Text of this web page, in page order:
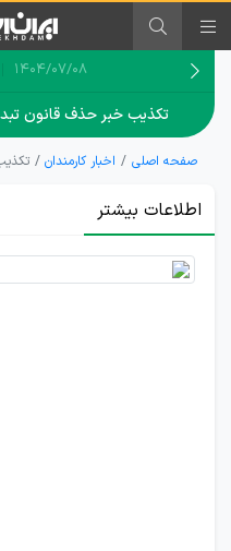
۱۴۰۴/۰۷/۰۸
تکذیب خبر حذف قانون
صفحه اصلی اخبار کارمندان
اطلاعات بیشتر
قانون